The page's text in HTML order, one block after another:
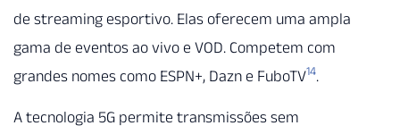
de streaming esportivo. Elas oferecem uma ampla
gama de eventos ao vivo e VOD. Competem com
grandes nomes como ESPN+, Dazn e FuboTV14.
A tecnologia 5G permite transmissões sem